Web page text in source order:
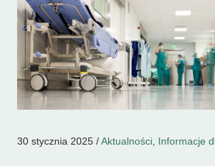
30 stycznia 2025 /Aktualności Informacje